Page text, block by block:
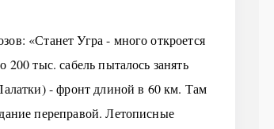
«Станет Угра - много откроется
тыс. сабель пыталось занять
- фронт длиной в 60 км. Там
переправой. Летописные